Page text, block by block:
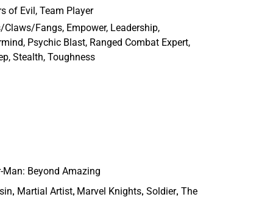
of Evil, Team Player
Claws/Fangs, Empower, Leadership,
Psychic Blast, Ranged Combat Expert,
Stealth, Toughness
Man: Beyond Amazing
, Martial Artist, Marvel Knights, Soldier, The